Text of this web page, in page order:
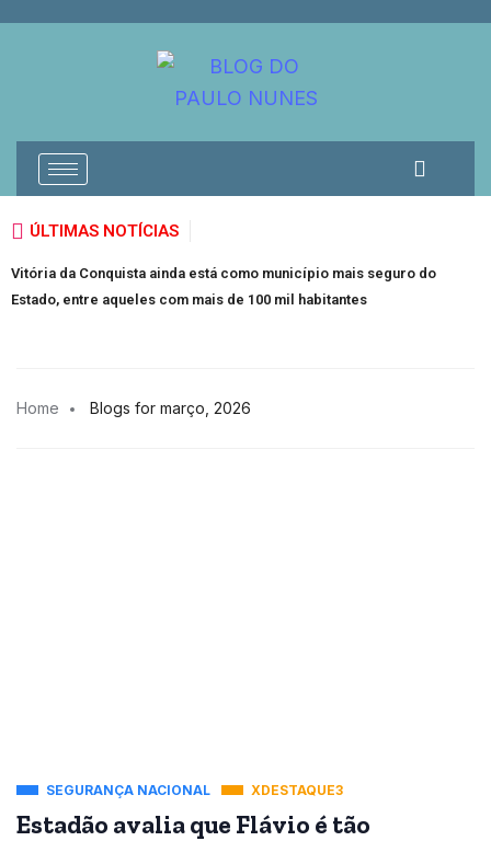
ÚLTIMAS NOTÍCIAS
da Conquista ainda está como município mais seguro do
entre aqueles com mais de 100 mil habitantes
Home Blogs for março, 2026
SEGURANÇA NACIONAL XDESTAQUE3
Estadão avalia que Flávio é tão